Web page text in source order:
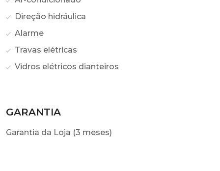
Direção hidráulica
Alarme
Travas elétricas
Vidros elétricos dianteiros
GARANTIA
Garantia da Loja (3 meses)